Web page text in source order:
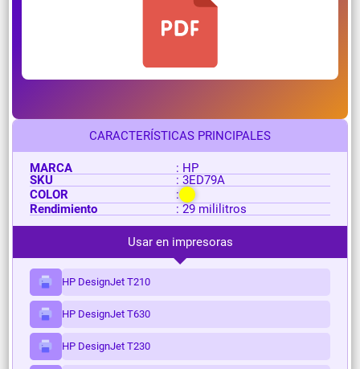
CARACTERÍSTICAS PRINCIPALES
MARCA
: HP
SKU
: 3ED79A
COLOR
:
Rendimiento
: 29 mililitros
Usar en impresoras
HP DesignJet T210
HP DesignJet T630
HP DesignJet T230